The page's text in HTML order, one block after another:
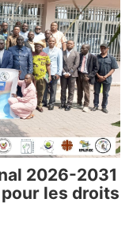
2026-2031
pour les droits